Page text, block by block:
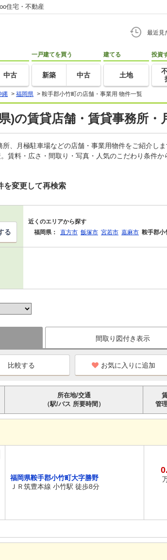
住宅・不動産
最近見
中古
一戸建てを買う
新築 中古
建てる
土地
投資
縄 > 福岡県 > 鞍手郡小竹町の店舗・事業用 物件一覧
)の賃貸店舗・賃貸事務所・
、月極駐車場などの店舗・事業用物件をご紹介し
賃料・広さ・間取り・写真・人気のこだわり条件
を変更して再検索
近くのエリアから探す
福岡県：
直方市 飯塚市 宮若市 嘉麻市 鞍手郡小
る
間取り図付き表示
お気に入りに追加
所在地/交通
（駅/バス 所要時間）
管
福岡県鞍手郡小竹町大字勝野
ＪＲ筑豊本線 小竹駅 徒歩8分